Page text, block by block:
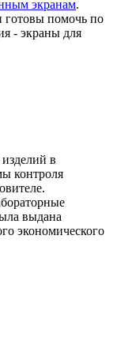
экранам.
готовы помочь по
- экраны для
в
контроля
выдана
экономического